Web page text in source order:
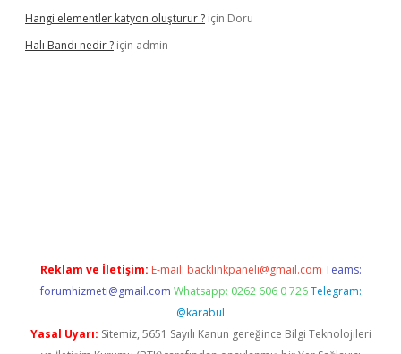
Hangi elementler katyon oluşturur ? için Doru
Halı Bandı nedir ? için admin
Reklam ve İletişim: E-mail: backlinkpaneli@gmail.com Teams:
forumhizmeti@gmail.com Whatsapp: 0262 606 0 726 Telegram:
@karabul
Yasal Uyarı: Sitemiz, 5651 Sayılı Kanun gereğince Bilgi Teknolojileri